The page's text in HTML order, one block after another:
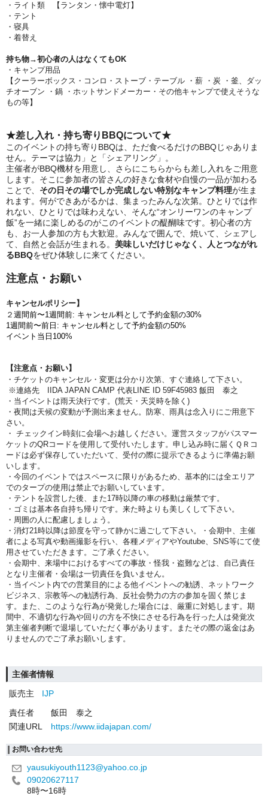
・ライト類 【ランタン・懐中電灯】
・テント
・寝具
・着替え
持ち物→初心者の人はなくてもOK
・キャンプ用品
【クーラーボックス・コンロ・ストーブ・テーブル ・薪 ・炭 ・釜、ダッ
チオーブン ・鍋 ・ホットサンドメーカー・その他キャンプで使えそうな
もの等】
★差し入れ ・ 持ち寄りBBQについて★
このイベントの持ち寄りBBQは、ただ食べるだけのBBQじゃありま
せん。 テーマは協力」と「シェアリング」。
主催者がBBQ機材を用意し、さらにこちらからも差し入れをご用意
します。そこに参加者の皆さんの好きな食材や自慢の一品が加わる
ことで、 その日その場でしか完成しない特別なキャンプ料理が生ま
れます。 何ができあがるかは、集まったみんな次第。 ひとりでは作
れない、ひとりでは味わえない、そんな“オンリーワンのキャンプ
飯”を一緒に楽しめるのがこのイベントの醍醐味です。 初心者の方
も、お一人参加の方も大歓迎。 みんなで囲んで、焼いて、シェアし
て、自然と会話が生まれる。 美味しいだけじゃなく、人とつながれ
るBBQをぜひ体験しに来てください。
注意点・お願い
キャンセルポリシー】
２ 週間前〜1週間前: キャンセル料として予約金額の30%
1週間前〜前 日: キャンセル料として予約金額の50%
イベント当日100%
【注意点・お願い】
・チケットのキャンセル・変更は分かり次第、すぐ連絡して下さい。
※連絡先 IIDA JAPAN CAMP 代表LINE ID 59F45983 飯田 泰之
・当イベントは雨天決行です。(荒天​・天災時を除く)
・夜間は天候の変動が予測出来ません。防寒、雨具は念入りにご用意下
さい。
・ チェックイン時刻に会場へお越しください。運営スタッフがパスマー
ケットのQRコードを使用して受付いたします。申し込み時に届くＱＲコ
ードは必ず保存していただいて、受付の際に提示できるように準備お願
いします。
・今回のイベントではスペースに限りがあるため、基本的には全エリア
でのタープの使用は禁止でお願いしています。
・テントを設営した後、また17時以降の車の移動は厳禁です。
・ ゴミは基本各自持ち帰りです。来た時よりも美しくして下さい。
・周囲の人に配慮しましょう。
・消灯21時以降は節度を守って静かに過ごして下さい。
・会期中、主催
者による写真や動画撮影を行い、各種メディアやYoutube、SNS等にて使
用させていただきます。ご了承ください。
・会期中、来場中におけるすべての事故・怪我・盗難などは、自己責任
となり主催者・会場は一切責任を負いません。
・当イベント内での営業目的による他イベントへの勧誘、ネットワーク
ビジネス、宗教等への勧誘行為、反社会勢力の方の参加を固く禁じま
す。
また、このような行為が発覚した場合には、厳重に対処します。期
間中、不適切な行為や回りの方を不快にさせる行為を行った人は発覚次
第主催者判断で退場していただく事があります。またその際の返金はあ
りませんのでご了承お願いします。
主催者情報
販売主
IJP
責任者
飯田 泰之
関連URL
https://www.iidajapan.com/
お問い合わせ先
yausukiyouth1123@yahoo.co.jp
09020627117
8時〜16時